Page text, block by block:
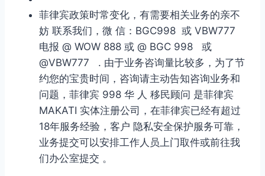
菲律宾政策时常变化，有需要相关业务的亲不
妨 联系我们，微 信：BGC998 或 VBW777
电报 @ WOW 888 或 @ BGC 998 或
@VBW777 . 由于业务咨询量比较多，为了节
约您的宝贵时间，咨询请主动告知咨询业务和
问题，菲律宾 998 华 人 移民顾问 是菲律宾
MAKATI 实体注册公司，在菲律宾已经有超过
18年服务经验，客户 隐私安全保护服务可靠，
业务提交可以安排工作人员上门取件或前往我
们办公室提交 。